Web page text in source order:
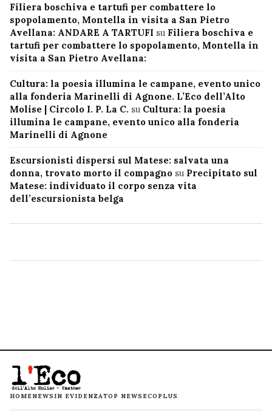
Filiera boschiva e tartufi per combattere lo
spopolamento, Montella in visita a San Pietro
Avellana: ANDARE A TARTUFI su Filiera boschiva e
tartufi per combattere lo spopolamento, Montella in
visita a San Pietro Avellana:
Cultura: la poesia illumina le campane, evento unico
alla fonderia Marinelli di Agnone. L’Eco dell’Alto
Molise | Circolo I. P. La C. su Cultura: la poesia
illumina le campane, evento unico alla fonderia
Marinelli di Agnone
Escursionisti dispersi sul Matese: salvata una
donna, trovato morto il compagno su Precipitato sul
Matese: individuato il corpo senza vita
dell’escursionista belga
HOMENEWS IN EVIDENZATOP NEWS ECOPLUS